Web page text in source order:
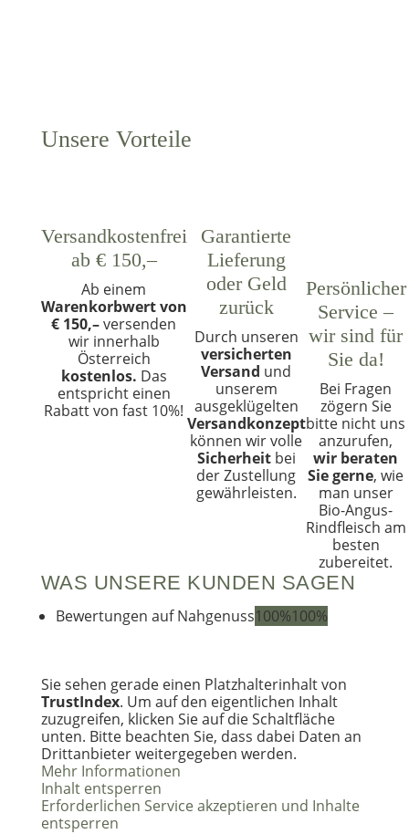
Unsere Vorteile
Versandkostenfrei
ab € 150,–
Ab einem
Warenkorbwert von
€ 150,–versenden
wir innerhalb
Österreich
kostenlos. Das
entspricht einen
Rabatt von fast 10%!
Garantierte
Lieferung
oder Geld
zurück
Durch unseren
versicherten
Versand und
unserem
ausgeklügelten
Versandkonzept
können wir volle
Sicherheitbei
der Zustellung
gewährleisten.
Persönlicher
Service –
wir sind für
Sie da!
Bei Fragen
zögern Sie
bitte nicht uns
anzurufen,
wir beraten
Sie gerne, wie
man unser
Bio-Angus-
Rindfleisch am
besten
zubereitet.
WAS UNSERE KUNDEN SAGEN
Bewertungen auf Nahgenuss100%100%
Sie sehen gerade einen Platzhalterinhalt von
TrustIndex. Um auf den eigentlichen Inhalt
zuzugreifen, klicken Sie auf die Schaltfläche
unten. Bitte beachten Sie, dass dabei Daten an
Drittanbieter weitergegeben werden.
Mehr Informationen
Inhalt entsperren
Erforderlichen Service akzeptieren und Inhalte
entsperren